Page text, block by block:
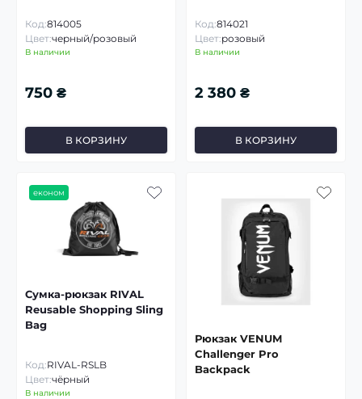
Код:814005
Цвет:черный/розовый
В наличии
750 ₴
В КОРЗИНУ
Код:814021
Цвет:розовый
В наличии
2 380 ₴
В КОРЗИНУ
економ
Сумка-рюкзак RIVAL
Reusable Shopping Sling
Bag
Код:RIVAL-RSLB
Цвет:чёрный
В наличии
Рюкзак VENUM
Challenger Pro
Backpack